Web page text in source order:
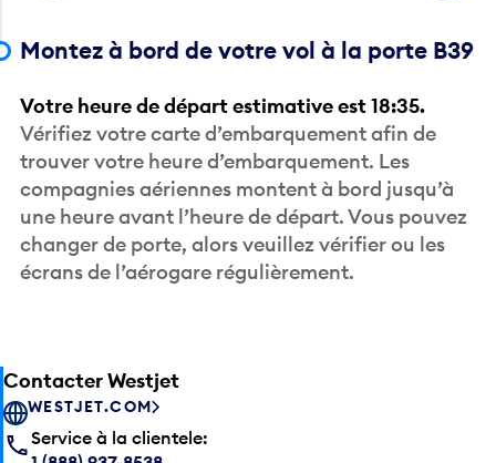
Montez à bord de votre vol à la porte B39
Votre heure de départ estimative est 18:35.
Vérifiez votre carte d’embarquement afin de
trouver votre heure d’embarquement. Les
compagnies aériennes montent à bord jusqu’à
une heure avant l’heure de départ. Vous pouvez
changer de porte, alors veuillez vérifier ou les
écrans de l’aérogare régulièrement.
Contacter Westjet
WESTJET.COM
Service à la clientele: